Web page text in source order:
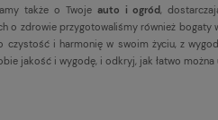
także o Twoje auto i ogród ,
o zdrowie przygotowaliśmy również bogaty
i harmonię w swoim życiu, z
jakość i wygodę, i odkryj, jak łatwo